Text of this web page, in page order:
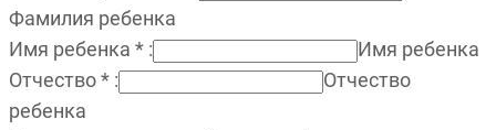
Фамилия ребенка
Имя ребенка * :
Имя ребенка
Отчество* :
Отчество
ребенка